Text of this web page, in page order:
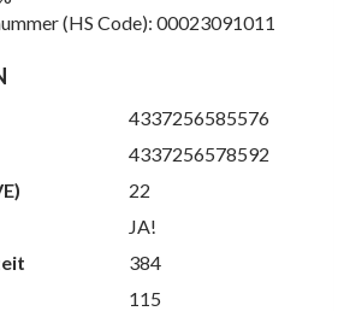
(HS Code): 00023091011
4337256585576
4337256578592
22
JA!
384
115